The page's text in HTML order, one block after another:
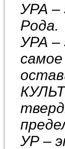
УРА –
Рода.
УРА –
УР –